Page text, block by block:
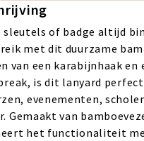
sleutels of badge altijd
met dit duurzame
van een karabijnhaak en
is dit lanyard
evenementen,
Gemaakt van
het functionaliteit